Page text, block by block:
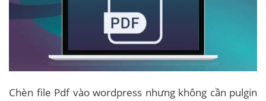
Chèn file Pdf vào wordpress nhưng không cần pulgin